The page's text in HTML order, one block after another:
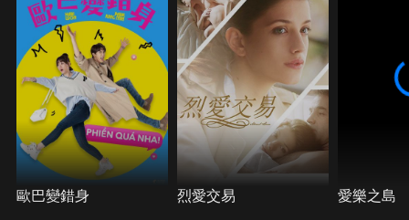
歐巴變錯身 烈愛交易 愛樂之島